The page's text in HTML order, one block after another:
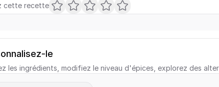
cette recette
le
les ingrédients, modifiez le niveau d'épices, explorez des